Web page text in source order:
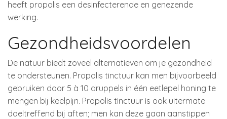
heeft propolis een desinfecterende en genezende
werking.
Gezondheidsvoordelen
De natuur biedt zoveel alternatieven om je gezondheid
te ondersteunen. Propolis tinctuur kan men bijvoorbeeld
gebruiken door 5 à 10 druppels in één eetlepel honing te
mengen bij keelpijn. Propolis tinctuur is ook uitermate
doeltreffend bij aften; men kan deze gaan aanstippen